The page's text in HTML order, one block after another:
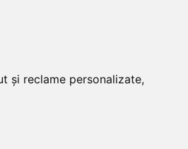
și reclame personalizate,